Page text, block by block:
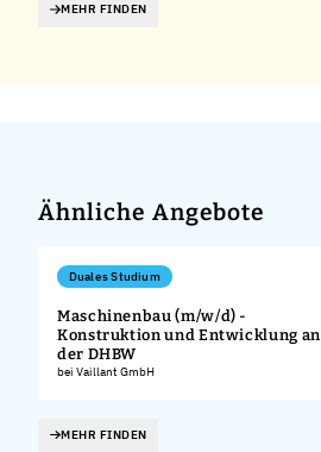
MEHR FINDEN
Ähnliche Angebote
Duales Studium
Maschinenbau (m/w/d) -
Konstruktion und Entwicklung an
der DHBW
bei Vaillant GmbH
MEHR FINDEN